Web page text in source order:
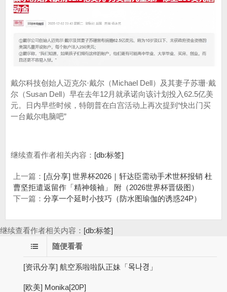
戴尔科技创始人迈克尔·戴尔（Michael Dell）及其妻子苏珊·戴
尔（Susan Dell）早在去年12月就承诺向该计划投入62.5亿美
元。日内早些时候，特朗普在白宫活动上再次提到“快出门买
一台戴尔电脑吧”
继续查看作者相关内容： [db:标签]
上一篇： [点分享] 世界杯2026｜轩达臣需动手术世杯报销 杜
曹坚拒遣返留作「精神领袖」 附（2026世界杯晋级图）
下一篇： 分享一个延时小技巧（防水图瑜伽的诱惑24P）
继续查看作者相关内容： [db:标签]
随便看看
[资讯分享] 航空系啦啦队正妹「목나경」
[欧美] Monika[20P]